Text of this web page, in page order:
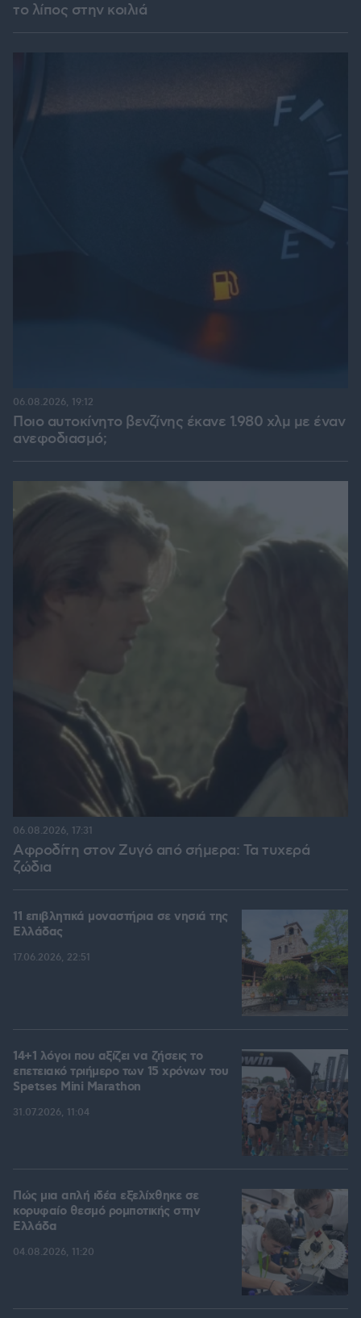
το λίπος στην κοιλιά
Ποιο αυτοκίνητο βενζίνης έκανε 1.980 χλμ με έναν
ανεφοδιασμό;
06.08.2026, 19:12
Αφροδίτη στον Ζυγό από σήμερα: Τα τυχερά
ζώδια
06.08.2026, 17:31
11 επιβλητικά μοναστήρια σε νησιά της
Ελλάδας
17.06.2026, 22:51
14+1 λόγοι που αξίζει να ζήσεις το
επετειακό τριήμερο των 15 χρόνων του
Spetses Mini Marathon
31.07.2026, 11:04
Πώς μια απλή ιδέα εξελίχθηκε σε
κορυφαίο θεσμό ρομποτικής στην
Ελλάδα
04.08.2026, 11:20